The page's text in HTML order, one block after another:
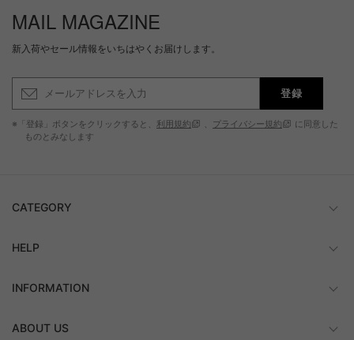
MAIL MAGAZINE
新入荷やセール情報をいちはやくお届けします。
登録
※「登録」ボタンをクリックすると、 利用規約 プライバシー規約
に同意した
ものとみなします
CATEGORY
HELP
INFORMATION
ABOUT US